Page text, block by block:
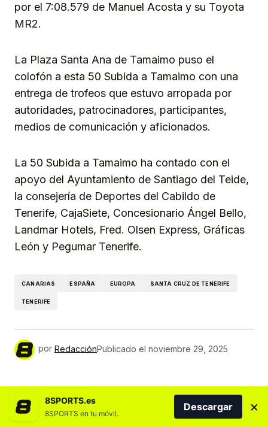
por el 7:08.579 de Manuel Acosta y su Toyota
MR2.
La Plaza Santa Ana de Tamaimo puso el
colofón a esta 50 Subida a Tamaimo con una
entrega de trofeos que estuvo arropada por
autoridades, patrocinadores, participantes,
medios de comunicación y aficionados.
La 50 Subida a Tamaimo ha contado con el
apoyo del Ayuntamiento de Santiago del Teide,
la consejería de Deportes del Cabildo de
Tenerife, CajaSiete, Concesionario Ángel Bello,
Landmar Hotels, Fred. Olsen Express, Gráficas
León y Pegumar Tenerife.
CANARIAS ESPAÑA EUROPA SANTA CRUZ DE TENERIFE
TENERIFE
por RedacciónPublicado el noviembre 29, 2025
MÁS NOTICIAS DEL DEPORTE CANARIO
8SPORTS.es
8SPORTS en tu móvil.
Descargar ×